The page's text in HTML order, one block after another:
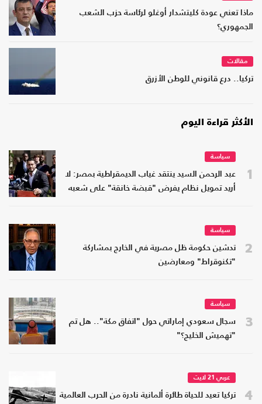
ماذا تعني عودة كليتشدار أوغلو لرئاسة حزب الشعب
الجمهوري؟
مقالات
تركيا.. درع قانوني للوطن الأزرق
الأكثر قراءة اليوم
1
سياسة
عبد الرحمن السيد ينتقد غياب الديمقراطية بمصر: لا
أريد تمويل نظام يفرض "قبضة خانقة" على شعبه
2
سياسة
تدشين حكومة ظل مصرية في الخارج بمشاركة
"تكنوقراط" ومعارضين
3
سياسة
سجال سعودي إماراتي حول "اتفاق مكة".. هل تم
"تهميش الخليج؟"
4
عربي 21 لايت
تركيا تعيد للحياة طائرة ألمانية نادرة من الحرب العالمية